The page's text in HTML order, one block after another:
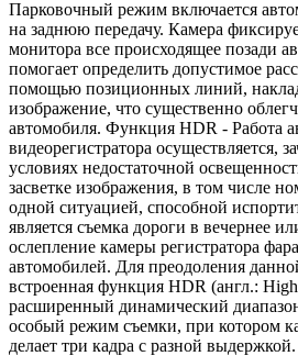
Парковочный режим включается
на заднюю передачу. Камера
монитора все происходящее позади
помогает определить допустимое
помощью позиционных линий,
изображение, что существенно
автомобиля. Функция HDR - Работа
видеорегистратора осуществляется,
условиях недостаточной
засветке изображения, в том числе
одной ситуацией, способной
является съемка дороги в вечернее
ослепление камеры регистратора
автомобилей. Для преодоления
встроенная функция HDR (англ.:
расширенный динамический
особый режим съемки, при котором
делает три кадра с разной выдержкой.